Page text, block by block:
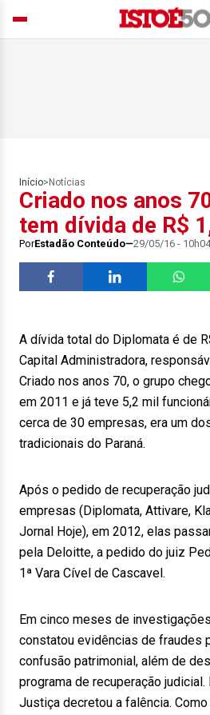
Início> Notícias
Criado nos anos
tem dívida de R$
PorEstadão Conteúdo 29/05/16 -
A dívida total do Diplomata é de
Capital Administradora,
Criado nos anos 70, o grupo
em 2011 e já teve 5,2 mil
cerca de 30 empresas, era um
tradicionais do Paraná.
Após o pedido de recuperação
empresas (Diplomata, Attivare,
Jornal Hoje), em 2012, elas
pela Deloitte, a pedido do juiz
1ª Vara Cível de Cascavel.
Em cinco meses de
constatou evidências de fraudes
confusão patrimonial, além de
programa de recuperação
Justiça decretou a falência.